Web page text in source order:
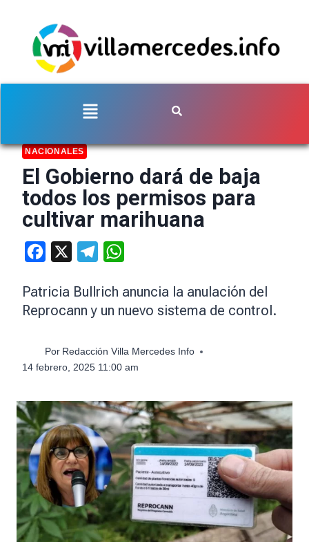
NACIONALES
El Gobierno dará de baja
todos los permisos para
cultivar marihuana
Facebook Telegram
Patricia Bullrich anuncia la anulación del
Reprocann y un nuevo sistema de control.
Por Redacción Villa Mercedes Info
14 febrero, 2025 11:00 am